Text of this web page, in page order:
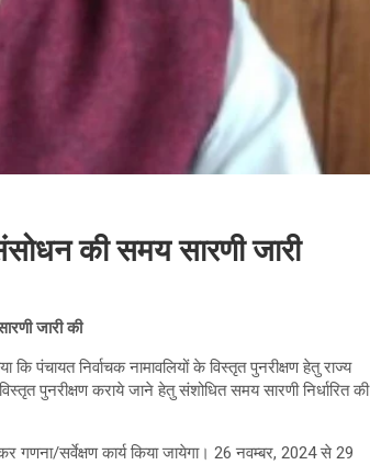
की समय सारणी जारी
जारी की
पंचायत निर्वाचक नामावलियों के विस्तृत पुनरीक्षण हेतु राज्य
पुनरीक्षण कराये जाने हेतु संशोधित समय सारणी निर्धारित की
सर्वेक्षण कार्य किया जायेगा। 26 नवम्बर, 2024 से 29